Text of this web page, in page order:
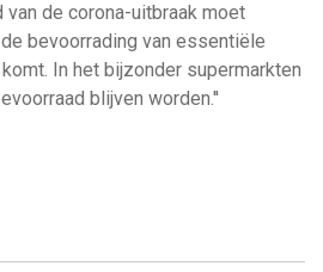
de corona-uitbraak moet
bevoorrading van essentiële
In het bijzonder supermarkten
blijven worden.''